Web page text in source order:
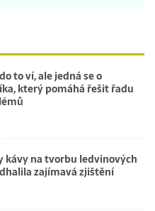
to ví, ale jedná se o
který pomáhá řešit řadu
kávy na tvorbu ledvinových
zajímavá zjištění